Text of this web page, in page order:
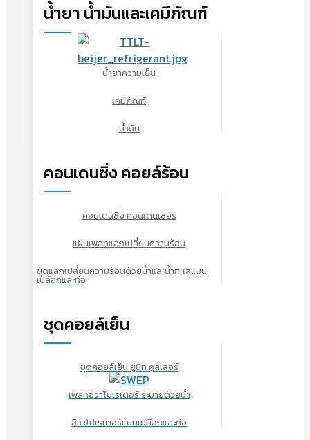
น้ำยา น้ำมันและเคมีภัณฑ์
น้ำยาความเย็น
เคมีภัณฑ์
น้ำมัน
คอนเดนซิ่ง คอยล์ร้อน
คอนเดนซิ่ง คอนเดนเซอร์
แผ่นเพลทแลกเปลี่ยนความร้อน
ชุดแลกเปลี่ยนความร้อนด้วยน้ำและน้ำทะเลแบบ
เปลือกและท่อ
ชุดคอยล์เย็น
ชุดคอยล์เย็น ยูนิท คูลเลอร์
เพลทอีวาโปเรเตอร์ ระบายด้วยน้ำ
อีวาโปเรเตอร์แบบเปลือกและท่อ